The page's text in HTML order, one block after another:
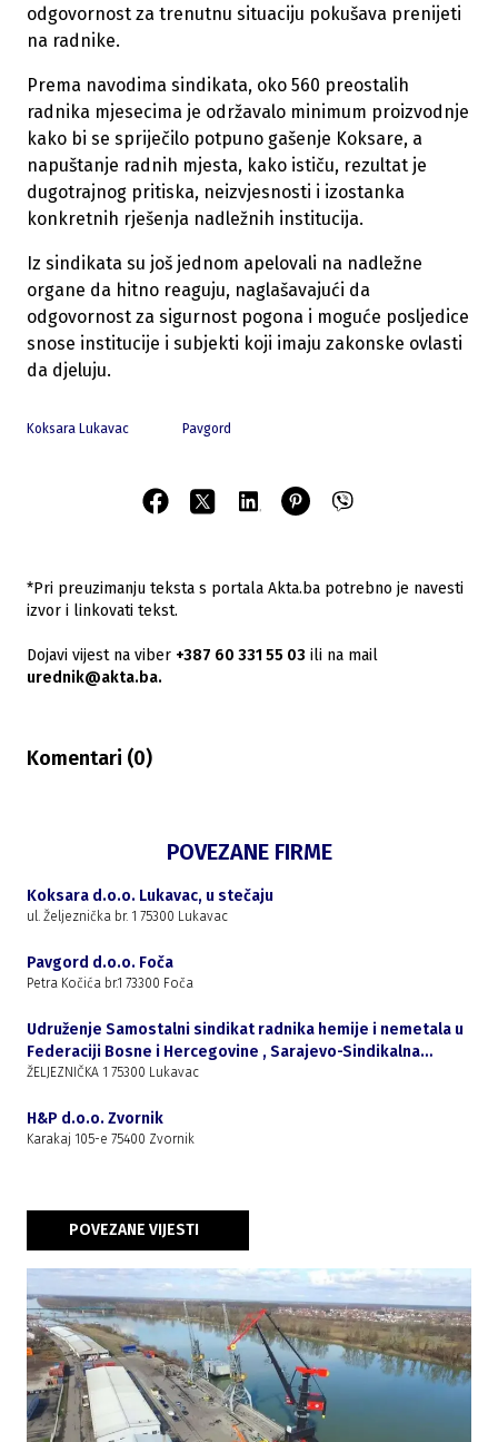
odgovornost za trenutnu situaciju pokušava prenijeti
na radnike.
Prema navodima sindikata, oko 560 preostalih
radnika mjesecima je održavalo minimum proizvodnje
kako bi se spriječilo potpuno gašenje Koksare, a
napuštanje radnih mjesta, kako ističu, rezultat je
dugotrajnog pritiska, neizvjesnosti i izostanka
konkretnih rješenja nadležnih institucija.
Iz sindikata su još jednom apelovali na nadležne
organe da hitno reaguju, naglašavajući da
odgovornost za sigurnost pogona i moguće posljedice
snose institucije i subjekti koji imaju zakonske ovlasti
da djeluju.
Koksara Lukavac Pavgord
*Pri preuzimanju teksta s portala Akta.ba potrebno je navesti
izvor i linkovati tekst.
Dojavi vijest na viber +387 60 331 55 03 ili na mail
urednik@akta.ba.
Komentari (0)
POVEZANE FIRME
Koksara d.o.o. Lukavac, u stečaju
ul. Željeznička br. 1 75300 Lukavac
Pavgord d.o.o. Foča
Petra Kočića br.1 73300 Foča
Udruženje Samostalni sindikat radnika hemije i nemetala u
Federaciji Bosne i Hercegovine , Sarajevo-Sindikalna
organizacija Global ispat koksna industrija LUKAVAC
ŽELJEZNIČKA 1 75300 Lukavac
H&P d.o.o. Zvornik
Karakaj 105-e 75400 Zvornik
POVEZANE VIJESTI